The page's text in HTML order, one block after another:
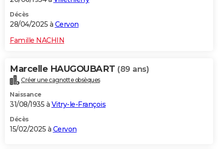
Décès
28/04/2025 à Cervon
Famille NACHIN
Marcelle HAUGOUBART (89 ans)
Créer une cagnotte obsèques
Naissance
31/08/1935 à Vitry-le-François
Décès
15/02/2025 à Cervon